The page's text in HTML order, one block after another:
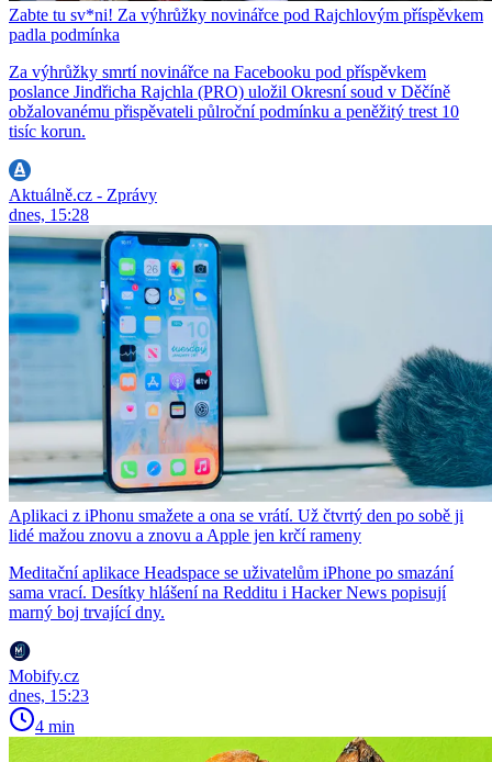
Zabte tu sv*ni! Za výhrůžky novinářce pod Rajchlovým příspěvkem
padla podmínka
Za výhrůžky smrtí novinářce na Facebooku pod příspěvkem
poslance Jindřicha Rajchla (PRO) uložil Okresní soud v Děčíně
obžalovanému přispěvateli půlroční podmínku a peněžitý trest 10
tisíc korun.
Aktuálně.cz - Zprávy
dnes, 15:28
Aplikaci z iPhonu smažete a ona se vrátí. Už čtvrtý den po sobě ji
lidé mažou znovu a znovu a Apple jen krčí rameny
Meditační aplikace Headspace se uživatelům iPhone po smazání
sama vrací. Desítky hlášení na Redditu i Hacker News popisují
marný boj trvající dny.
Mobify.cz
dnes, 15:23
4 min